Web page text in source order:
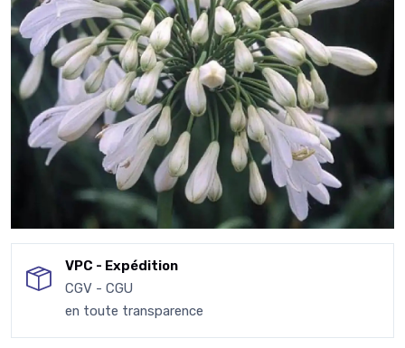
VPC - Expédition
CGV - CGU
en toute transparence